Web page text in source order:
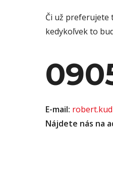
Či už preferujete
kedykoľvek to
E-mail:
Nájdete nás na